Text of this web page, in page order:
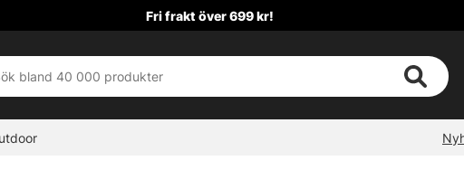
Fri frakt över 699 kr!